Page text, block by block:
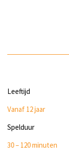
Leeftijd
Vanaf 12 jaar
Spelduur
30 – 120 minuten